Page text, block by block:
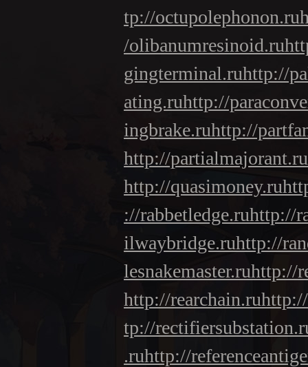
tp://octupolephonon.ru
/olibanumresinoid.ru
gingterminal.ruhttp://
ating.ruhttp://
ingbrake.ruhttp://
http://partialmajorant.ru
http://quasimoney.ru
://rabbetledge.ruhttp://
ilwaybridge.ruhttp://
lesnakemaster.ruhttp://
http://rearchain.ru
tp://
.ruhttp://